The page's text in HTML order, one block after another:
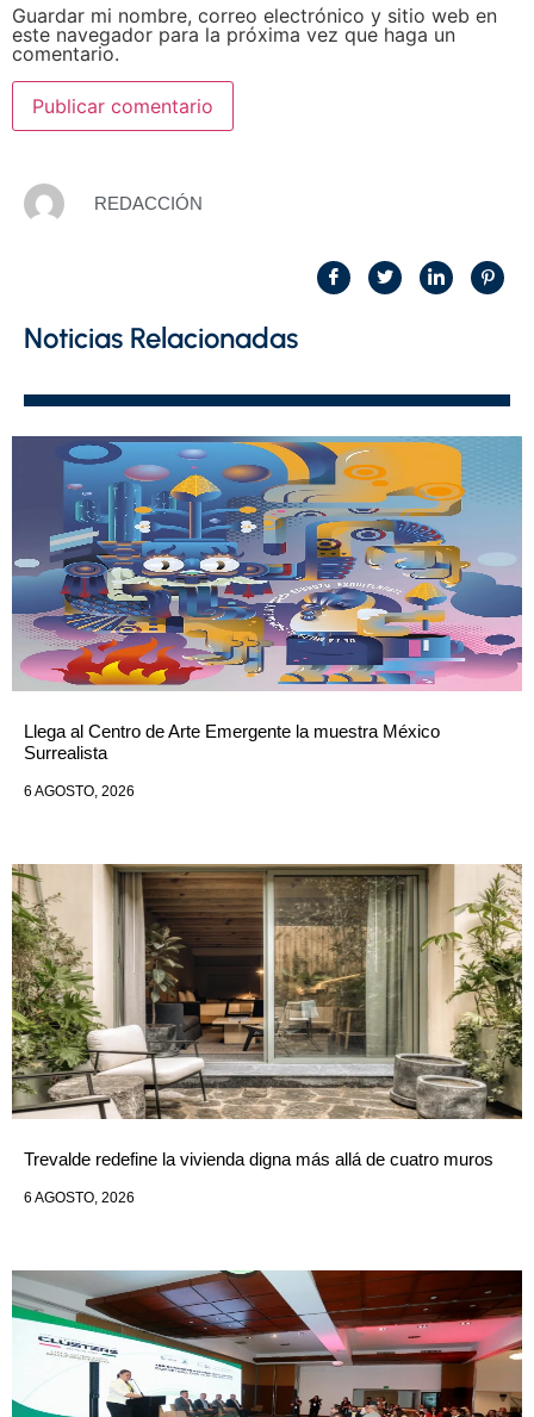
Guardar mi nombre, correo electrónico y sitio web en
este navegador para la próxima vez que haga un
comentario.
REDACCIÓN
Noticias Relacionadas
Llega al Centro de Arte Emergente la muestra México
Surrealista
6 AGOSTO, 2026
Trevalde redefine la vivienda digna más allá de cuatro muros
6 AGOSTO, 2026